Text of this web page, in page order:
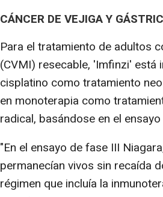
CÁNCER DE VEJIGA Y
Para el tratamiento de adultos
(CVMI) resecable, 'Imfinzi'
cisplatino como tratamiento
en monoterapia como
radical, basándose en el
"En el ensayo de fase III
permanecían vivos sin recaída
régimen que incluía la